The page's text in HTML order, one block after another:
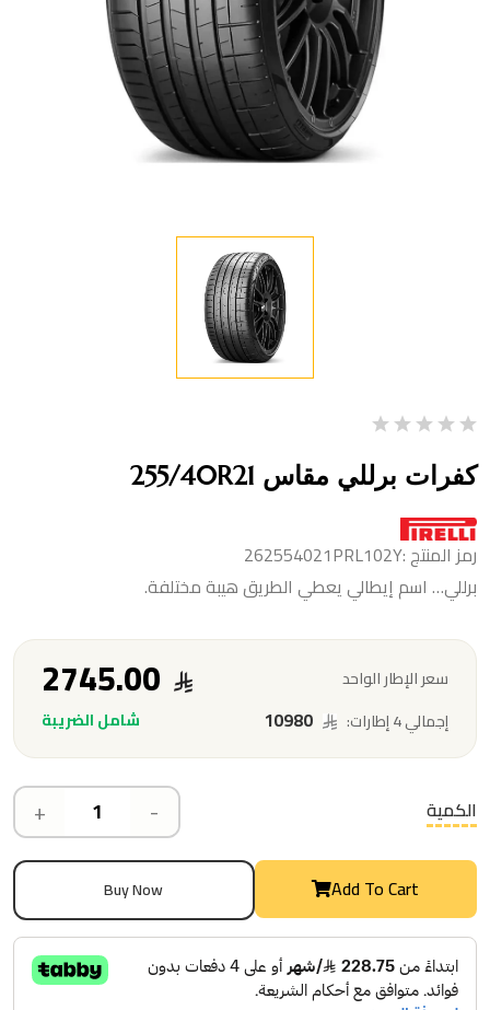
كفرات برللي مقاس 255/40R21
رمز المنتج :262554021PRL102Y
برللي… اسم إيطالي يعطي الطريق هيبة مختلفة.
سعر الإطار الواحد
شامل الضريبة
إجمالي 4 إطارات:
-
+ الكمية
Add To Cart
Buy Now